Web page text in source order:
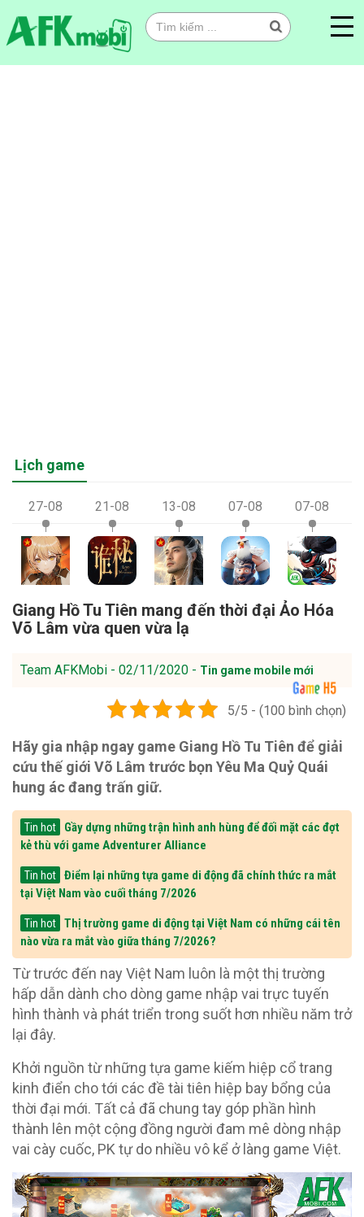
Lịch game
27-08 21-08 13-08 07-08 07-08
Giang Hồ Tu Tiên mang đến thời đại Ảo Hóa
Võ Lâm vừa quen vừa lạ
Team AFKMobi - 02/11/2020 - Tin game mobile mới
5/5 - (100 bình chọn)
Hãy gia nhập ngay game Giang Hồ Tu Tiên để giải
cứu thế giới Võ Lâm trước bọn Yêu Ma Quỷ Quái
hung ác đang trấn giữ.
Tin hot
Gầy dựng những trận hình anh hùng để đối mặt các đợt
kẻ thù với game Adventurer Alliance
Tin hot
Điểm lại những tựa game di động đã chính thức ra mắt
tại Việt Nam vào cuối tháng 7/2026
Tin hot
Thị trường game di động tại Việt Nam có những cái tên
nào vừa ra mắt vào giữa tháng 7/2026?
Từ trước đến nay Việt Nam luôn là một thị trường
hấp dẫn dành cho dòng game nhập vai trực tuyến
hình thành và phát triển trong suốt hơn nhiều năm trở
lại đây.
Khởi nguồn từ những tựa game kiếm hiệp cổ trang
kinh điển cho tới các đề tài tiên hiệp bay bổng của
thời đại mới. Tất cả đã chung tay góp phần hình
thành lên một cộng đồng người đam mê dòng nhập
vai cày cuốc, PK tự do nhiều vô kể ở làng game Việt.